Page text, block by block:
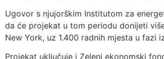
Ugovor s njujorškim Institutom za
da će projekat u tom periodu donijeti
New York, uz 1.400 radnih mjesta u fazi
Projekat uključuje i Zeleni ekonomski